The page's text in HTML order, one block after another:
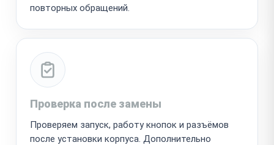
повторных обращений.
Проверка после замены
Проверяем запуск, работу кнопок и разъёмов
после установки корпуса. Дополнительно